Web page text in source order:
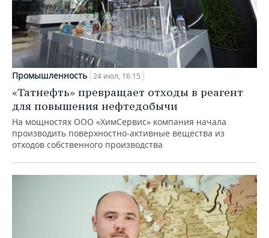
Промышленность 24 июл, 16:15
«Татнефть» превращает отходы в реагент
для повышения нефтедобычи
На мощностях ООО «ХимСервис» компания начала
производить поверхностно-активные вещества из
отходов собственного производства